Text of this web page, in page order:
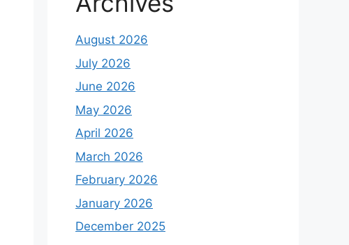
August 2026
July 2026
June 2026
May 2026
April 2026
March 2026
February 2026
January 2026
December 2025